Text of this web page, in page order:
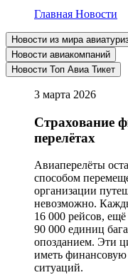
Главная Новости
Новости из мира
Новости авиакомпаний
Новости Топ Авиа Тикет
3 марта 2026
Страхование
перелётах
Авиаперелёты
способом
организации
невозможно.
16 000 рейсов,
90 000 единиц
опозданием. Эти
иметь
ситуаций.